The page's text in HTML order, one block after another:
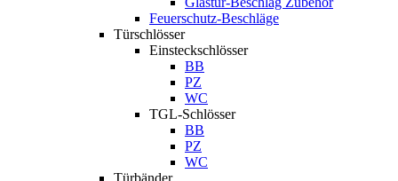
Feuerschutz-Beschläge
Türschlösser
Einsteckschlösser
BB
PZ
WC
TGL-Schlösser
BB
PZ
WC
Türbänder